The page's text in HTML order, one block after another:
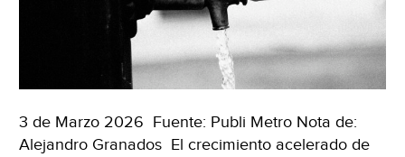
3 de Marzo 2026 Fuente: Publi Metro Nota de:
Alejandro Granados El crecimiento acelerado de